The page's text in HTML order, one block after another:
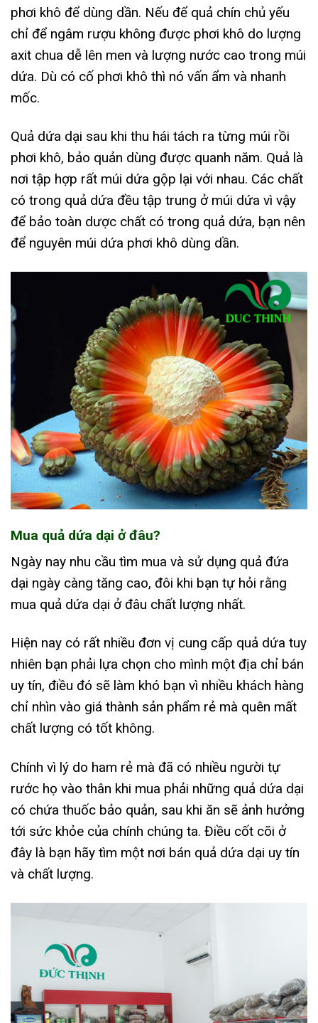
phơi khô để dùng dần. Nếu để quả chín chủ yếu
chỉ để ngâm rượu không được phơi khô do lượng
axit chua dễ lên men và lượng nước cao trong múi
dứa. Dù có cố phơi khô thì nó vấn ẩm và nhanh
mốc.
Quả dứa dại sau khi thu hái tách ra từng múi rồi
phơi khô, bảo quản dùng được quanh năm. Quả là
nơi tập hợp rất múi dứa gộp lại với nhau. Các chất
có trong quả dứa đều tập trung ở múi dứa vì vậy
để bảo toàn dược chất có trong quả dứa, bạn nên
để nguyên múi dứa phơi khô dùng dần.
Mua quả dứa dại ở đâu?
Ngày nay nhu cầu tìm mua và sử dụng quả đứa
dại ngày càng tăng cao, đôi khi bạn tự hỏi rằng
mua quả dứa dại ở đâu chất lượng nhất.
Hiện nay có rất nhiều đơn vị cung cấp quả dứa tuy
nhiên bạn phải lựa chọn cho mình một địa chỉ bán
uy tín, điều đó sẽ làm khó bạn vì nhiều khách hàng
chỉ nhìn vào giá thành sản phẩm rẻ mà quên mất
chất lượng có tốt không.
Chính vì lý do ham rẻ mà đã có nhiều người tự
rước họ vào thân khi mua phải những quả dứa dại
có chứa thuốc bảo quản, sau khi ăn sẽ ảnh hưởng
tới sức khỏe của chính chúng ta. Điều cốt cõi ở
đây là bạn hãy tìm một nơi bán quả dứa dại uy tín
và chất lượng.